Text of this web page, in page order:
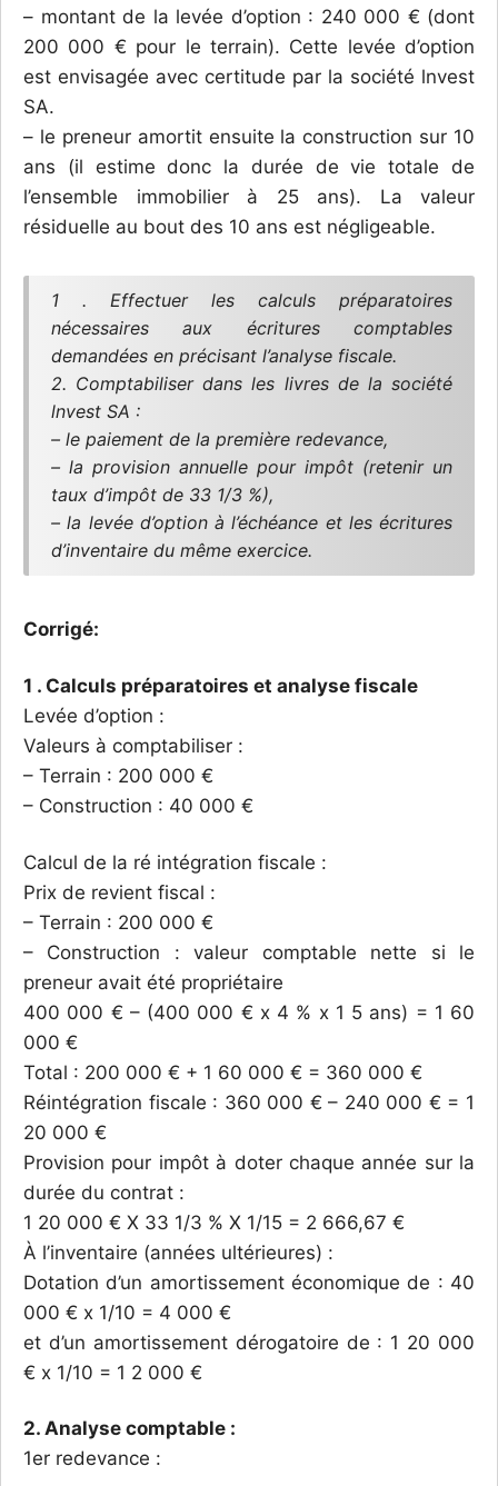
– montant de la levée d’option : 240 000 € (dont
200 000 € pour le terrain). Cette levée d’option
est envisagée avec certitude par la société lnvest
SA.
– le preneur amortit ensuite la construction sur 10
ans (il estime donc la durée de vie totale de
l’ensemble immobilier à 25 ans). La valeur
résiduelle au bout des 10 ans est négligeable.
1 . Effectuer les calculs préparatoires
nécessaires aux écritures comptables
demandées en précisant l’analyse fiscale.
2. Comptabiliser dans les livres de la société
lnvest SA :
– le paiement de la première redevance,
– la provision annuelle pour impôt (retenir un
taux d’impôt de 33 1/3 %),
– la levée d’option à l’échéance et les écritures
d’inventaire du même exercice.
Corrigé:
1 . Calculs préparatoires et analyse fiscale
Levée d’option :
Valeurs à comptabiliser :
– Terrain : 200 000 €
– Construction : 40 000 €
Calcul de la ré intégration fiscale :
Prix de revient fiscal :
– Terrain : 200 000 €
– Construction : valeur comptable nette si le
preneur avait été propriétaire
400 000 € – (400 000 € x 4 % x 1 5 ans) = 1 60
000 €
Total : 200 000 € + 1 60 000 € = 360 000 €
Réintégration fiscale : 360 000 € – 240 000 € = 1
20 000 €
Provision pour impôt à doter chaque année sur la
durée du contrat :
1 20 000 € X 33 1/3 % X 1/15 = 2 666,67 €
À l’inventaire (années ultérieures) :
Dotation d’un amortissement économique de : 40
000 € x 1/10 = 4 000 €
et d’un amortissement dérogatoire de : 1 20 000
€ x 1/10 = 1 2 000 €
2. Analyse comptable :
1er redevance :